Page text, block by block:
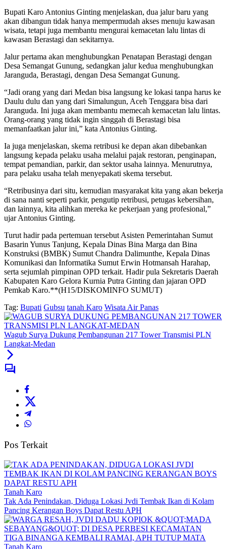
Bupati Karo Antonius Ginting menjelaskan, dua jalur baru yang
akan dibangun tidak hanya mempermudah akses menuju kawasan
wisata, tetapi juga membantu mengurai kemacetan lalu lintas di
kawasan Berastagi dan sekitarnya.
Jalur pertama akan menghubungkan Penatapan Berastagi dengan
Desa Semangat Gunung, sedangkan jalur kedua menghubungkan
Jaranguda, Berastagi, dengan Desa Semangat Gunung.
“Jadi orang yang dari Medan bisa langsung ke lokasi tanpa harus ke
Daulu dulu dan yang dari Simalungun, Aceh Tenggara bisa dari
Jaranguda. Ini juga akan membantu memecah kemacetan lalu lintas.
Orang-orang yang tidak ingin singgah di Berastagi bisa
memanfaatkan jalur ini,” kata Antonius Ginting.
Ia juga menjelaskan, skema retribusi ke depan akan dibebankan
langsung kepada pelaku usaha melalui pajak restoran, penginapan,
tempat pemandian, parkir, dan sektor usaha lainnya. Menurutnya,
para pelaku usaha telah menyepakati skema tersebut.
“Retribusinya dari situ, kemudian masyarakat kita yang akan bekerja
di sana nanti seperti parkir, pengutip retribusi, petugas kebersihan,
dan lainnya, kita alihkan mereka ke pekerjaan yang profesional,”
ujar Antonius Ginting.
Turut hadir pada pertemuan tersebut Asisten Pemerintahan Sumut
Basarin Yunus Tanjung, Kepala Dinas Bina Marga dan Bina
Konstruksi (BMBK) Sumut Chandra Dalimunthe, Kepala Dinas
Komunikasi dan Informatika Sumut Erwin Hotmansah Harahap,
serta sejumlah pimpinan OPD terkait. Hadir pula Sekretaris Daerah
Kabupaten Karo Gelora Kurnia Putra Ginting dan jajaran OPD
Pemkab Karo.**(H15/DISKOMINFO SUMUT)
Tag: Bupati Gubsu tanah Karo Wisata Air Panas
Wagub Surya Dukung Pembangunan 217 Tower Transmisi PLN
Langkat-Medan
Pos Terkait
Tanah Karo
Tak Ada Penindakan, Diduga Lokasi Jvdi Tembak Ikan di Kolam
Pancing Kerangan Boys Dapat Restu APH
Tanah Karo